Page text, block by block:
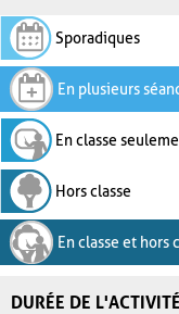
Sporadiques
En plusieurs
En classe
Hors classe
En classe et hors
DURÉE DE L'ACTIVITÉ